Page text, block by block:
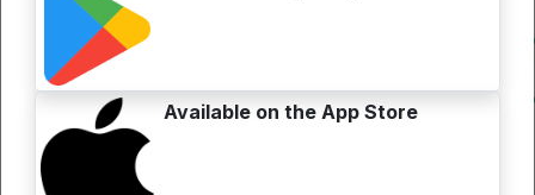
Available on the App Store